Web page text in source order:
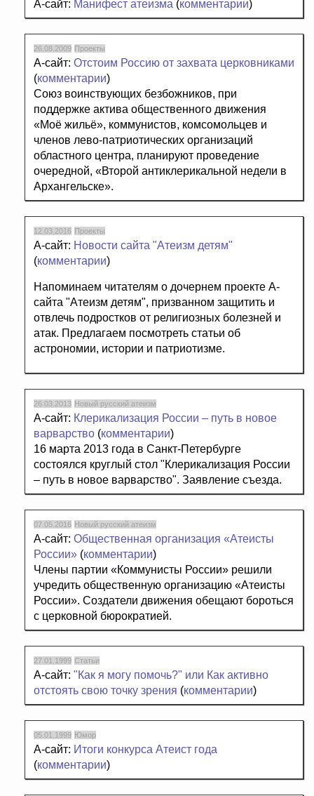
А-сайт: Манифест атеизма (комментарии)
26.08.2009 Проекты
А-сайт: Отстоим Россию от захвата церковниками
(комментарии)
Союз воинствующих безбожников, при
поддержке актива общественного движения
«Моё жильё», коммунистов, комсомольцев и
членов лево-патриотических организаций
областного центра, планируют проведение
очередной, «Второй антиклерикальной недели в
Архангельске».
12.03.2016 Проекты
А-сайт: Новости сайта "Атеизм детям"
(комментарии)
Напоминаем читателям о дочернем проекте А-
сайта "Атеизм детям", призванном защитить и
отвлечь подростков от религиозных болезней и
атак. Предлагаем посмотреть статьи об
астрономии, истории и патриотизме.
26.03.2013 Новый русский атеизм
А-сайт: Клерикализация России – путь в новое
варварство (комментарии)
16 марта 2013 года в Санкт-Петербурге
состоялся круглый стол "Клерикализация России
– путь в новое варварство". Заявление съезда.
07.05.2016 Новый русский атеизм
А-сайт: Общественная организация «Атеисты
России» (комментарии)
Члены партии «Коммунисты России» решили
учредить общественную организацию «Атеисты
России». Создатели движения обещают бороться
с церковной бюрократией.
27.01.1999 Статьи
А-сайт: "Как я могу помочь?" или Как активно
отстоять свою точку зрения (комментарии)
05.01.1999 Юмор
А-сайт: Итоги конкурса Атеист года
(комментарии)